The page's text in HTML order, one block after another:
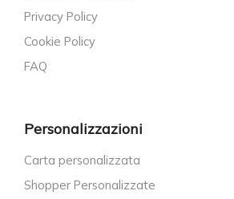
Privacy Policy
Cookie Policy
FAQ
Personalizzazioni
Carta personalizzata
Shopper Personalizzate